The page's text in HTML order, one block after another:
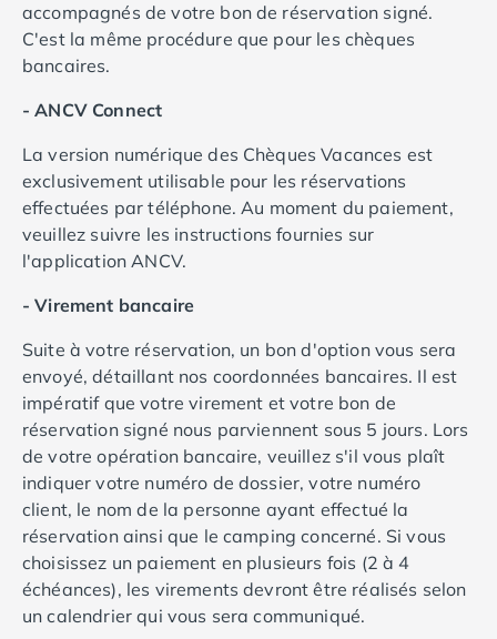
Camping Le Portel
Camping Le Touquet
Camping Merlimont
Camping Loire-Atlantique
Camping Guerande
Camping La Baule-Escoublac
Camping La Turballe
Camping Nantes
Camping Pornic
Camping Saint Nazaire
Camping Saumur
Camping Vendée
Camping Jard-sur-Mer
Camping La Roche-sur-Yon
Camping La-Tranche-sur-Mer
Camping Les Sables d'Olonne
Camping Noirmoutier
Camping Saint-Gilles-Croix-de-Vie
Camping Saint-Hilaire-De-Riez
Camping Saint-Jean-De-Monts
Camping Picardie
accompagnés de votre bon de réservation signé.
C'est la même procédure que pour les chèques
bancaires.
- ANCV Connect
La version numérique des Chèques Vacances est
exclusivement utilisable pour les réservations
effectuées par téléphone. Au moment du paiement,
veuillez suivre les instructions fournies sur
l'application ANCV.
- Virement bancaire
Suite à votre réservation, un bon d'option vous sera
envoyé, détaillant nos coordonnées bancaires. Il est
impératif que votre virement et votre bon de
réservation signé nous parviennent sous 5 jours. Lors
de votre opération bancaire, veuillez s'il vous plaît
indiquer votre numéro de dossier, votre numéro
client, le nom de la personne ayant effectué la
réservation ainsi que le camping concerné. Si vous
choisissez un paiement en plusieurs fois (2 à 4
échéances), les virements devront être réalisés selon
un calendrier qui vous sera communiqué.